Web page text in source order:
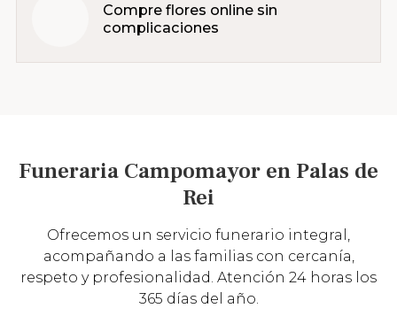
Compre flores online sin
complicaciones
Funeraria Campomayor en Palas de
Rei
Ofrecemos un servicio funerario integral,
acompañando a las familias con cercanía,
respeto y profesionalidad. Atención 24 horas los
365 días del año.